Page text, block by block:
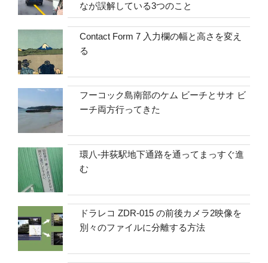
なが誤解している3つのこと
Contact Form 7 入力欄の幅と高さを変え
る
フーコック島南部のケム ビーチとサオ ビ
ーチ両方行ってきた
環八-井荻駅地下通路を通ってまっすぐ進
む
ドラレコ ZDR-015 の前後カメラ2映像を
別々のファイルに分離する方法